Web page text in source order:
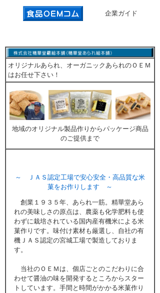
企業ガイド
オリジナルあられ、オーガニックあられのＯＥＭ
はお任せ下さい！
地域のオリジナル製品作りからパッケージ商品
のご提供まで
～ ＪＡＳ認定工場で安心安全・高品質な米
菓をお作りします ～
創業１９３５年、あられ一筋。精華堂あら
れの美味しさの原点は、農薬も化学肥料も使
わずに栽培されている国内産有機米による米
菓作りです。味付け素材も厳選し、自社の有
機ＪＡＳ認定の宮城工場で製造しておりま
す。
当社のＯＥＭは、個店ごとのこだわりに合
わせて醤油の味を開発するところからスター
トしています。手間と時間がかかる米菓作り